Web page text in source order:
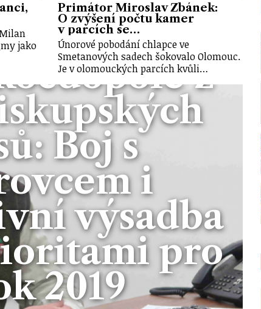
jako
Primátor Miroslav Žbánek:
O zvýšení počtu kamer
v parcích se…
Únorové pobodání chlapce ve
Smetanových sadech šokovalo Olomouc.
Je v olomouckých parcích kvůli…
z
Boj s
i
výsadba
pro
2019